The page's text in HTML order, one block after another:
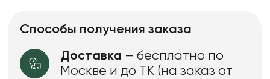
Способы получения заказа
Доставка – бесплатно по
Москве и до ТК (на заказ от